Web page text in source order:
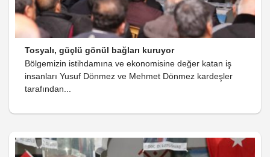
Tosyalı, güçlü gönül bağları kuruyor
Bölgemizin istihdamına ve ekonomisine değer katan iş
insanları Yusuf Dönmez ve Mehmet Dönmez kardeşler
tarafından...